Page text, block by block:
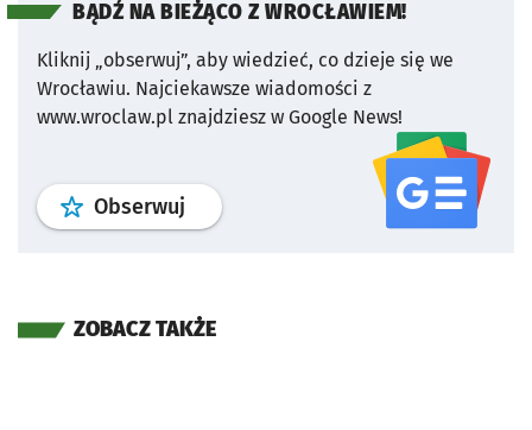
BĄDŹ NA BIEŻĄCO Z WROCŁAWIEM!
Kliknij „obserwuj”, aby wiedzieć, co dzieje się we
Wrocławiu. Najciekawsze wiadomości z
www.wroclaw.pl znajdziesz w Google News!
Obserwuj profil serwisu
ZOBACZ TAKŻE